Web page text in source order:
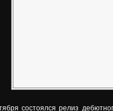
состоялся релиз